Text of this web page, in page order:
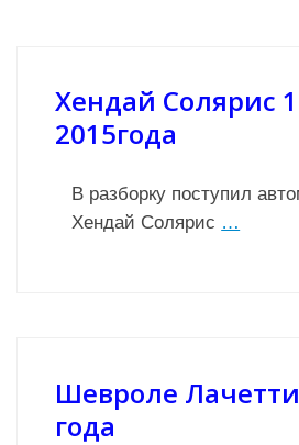
Хендай Солярис
2015года
В разборку поступил
Хендай Солярис …
Шевроле
года